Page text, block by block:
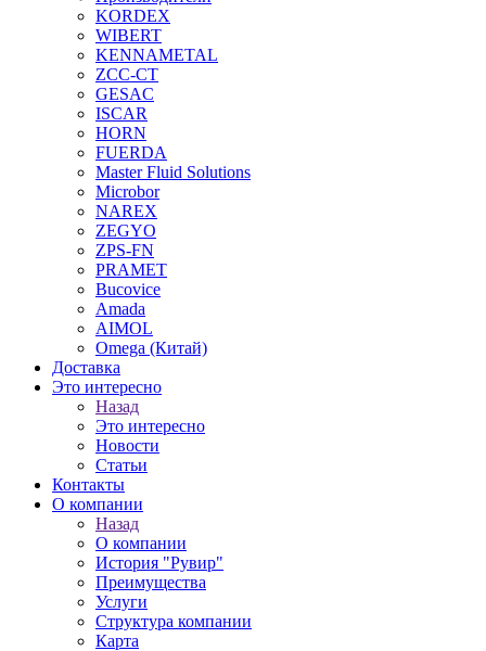
KORDEX
WIBERT
KENNAMETAL
ZCC-CT
GESAC
ISCAR
HORN
FUERDA
Master Fluid Solutions
Microbor
NAREX
ZEGYO
ZPS-FN
PRAMET
Bucovice
Amada
AIMOL
Omega (Китай)
Доставка
Это интересно
Назад
Это интересно
Новости
Статьи
Контакты
О компании
Назад
О компании
История "Рувир"
Преимущества
Услуги
Структура компании
Карта